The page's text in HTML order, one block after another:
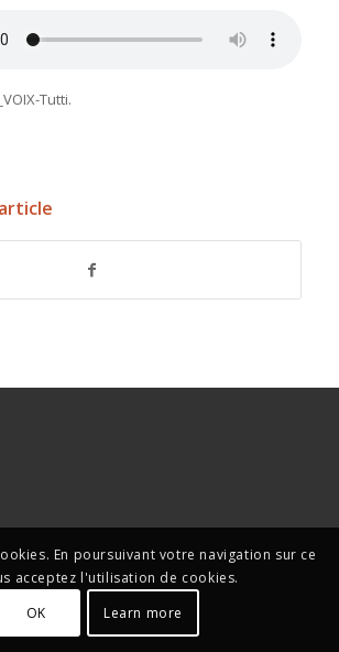
Tutti.
En poursuivant votre navigation sur ce
acceptez l'utilisation de cookies.
OK
Learn more